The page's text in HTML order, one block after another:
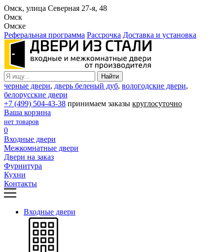
Омск, улица Северная 27-я, 48
Омск
Омске
Реферальная программа Рассрочка Доставка и установка
черные двери, дверь беленый дуб, вологодские двери,
белорусские двери
+7 (499) 504-43-38 принимаем заказы круглосуточно
Ваша корзина
нет товаров
0
Входные двери
Межкомнатные двери
Двери на заказ
Фурнитура
Кухни
Контакты
Входные двери